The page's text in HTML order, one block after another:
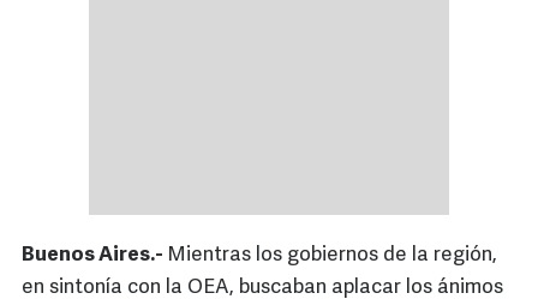
Buenos Aires.- Mientras los gobiernos de la región,
en sintonía con la OEA, buscaban aplacar los ánimos